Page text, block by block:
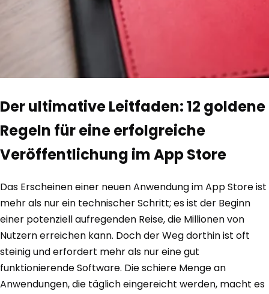
Der ultimative Leitfaden: 12 goldene
Regeln für eine erfolgreiche
Veröffentlichung im App Store
Das Erscheinen einer neuen Anwendung im App Store ist
mehr als nur ein technischer Schritt; es ist der Beginn
einer potenziell aufregenden Reise, die Millionen von
Nutzern erreichen kann. Doch der Weg dorthin ist oft
steinig und erfordert mehr als nur eine gut
funktionierende Software. Die schiere Menge an
Anwendungen, die täglich eingereicht werden, macht es